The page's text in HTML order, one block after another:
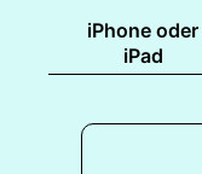
iPhone oder
iPad